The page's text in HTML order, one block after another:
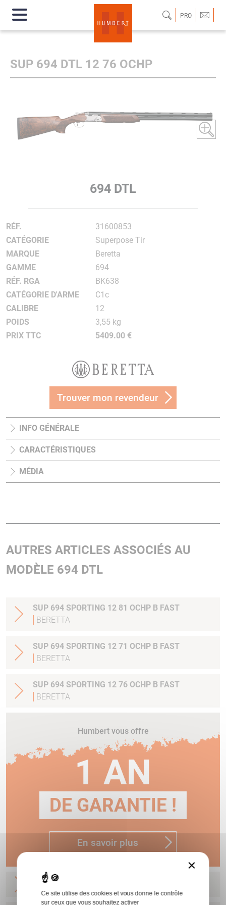
PRO
SUP 694 DTL 12 76 OCHP
694 DTL
RÉF.
31600853
CATÉGORIE
Superpose Tir
MARQUE
Beretta
GAMME
694
RÉF. RGA
BK638
CATÉGORIE D'ARME
C1c
CALIBRE
12
POIDS
3,55 kg
PRIX TTC
5409.00 €
Trouver mon revendeur
INFO GÉNÉRALE
CARACTÉRISTIQUES
MÉDIA
AUTRES ARTICLES ASSOCIÉS AU
MODÈLE 694 DTL
SUP 694 SPORTING 12 81 OCHP B FAST
BERETTA
SUP 694 SPORTING 12 71 OCHP B FAST
BERETTA
SUP 694 SPORTING 12 76 OCHP B FAST
BERETTA
Humbert vous offre
1 AN
DE GARANTIE !
En savoir plus
×
Ce site utilise des cookies et vous donne le contrôle
sur ceux que vous souhaitez activer